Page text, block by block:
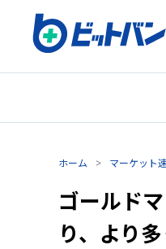
ホーム > マーケット
ゴールド
り、より